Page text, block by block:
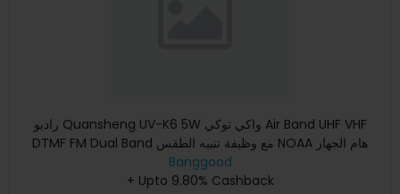
راديو Quansheng UV-K6 5W واكي توكي Air Band UHF VHF
DTMF FM Dual Band مع وظيفة تنبيه الطقس NOAA هام الجهاز
الارسال والاس
Banggood
+ Upto 9.80% Cashback